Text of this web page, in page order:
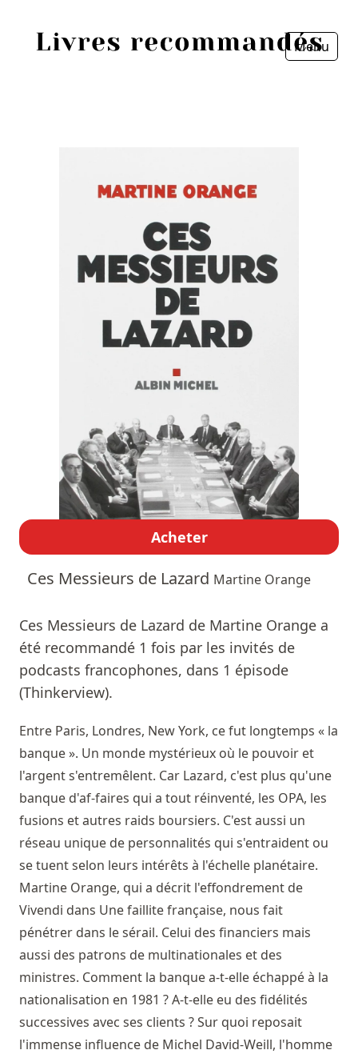
Menu
Acheter
Ces Messieurs de Lazard Martine Orange
Ces Messieurs de Lazard de Martine Orange a
été recommandé 1 fois par les invités de
podcasts francophones, dans 1 épisode
(Thinkerview).
Entre Paris, Londres, New York, ce fut longtemps « la
banque ». Un monde mystérieux où le pouvoir et
l'argent s'entremêlent. Car Lazard, c'est plus qu'une
banque d'af-faires qui a tout réinventé, les OPA, les
fusions et autres raids boursiers. C'est aussi un
réseau unique de personnalités qui s'entraident ou
se tuent selon leurs intérêts à l'échelle planétaire.
Martine Orange, qui a décrit l'effondrement de
Vivendi dans Une faillite française, nous fait
pénétrer dans le sérail. Celui des financiers mais
aussi des patrons de multinationales et des
ministres. Comment la banque a-t-elle échappé à la
nationalisation en 1981 ? A-t-elle eu des fidélités
successives avec ses clients ? Sur quoi reposait
l'immense influence de Michel David-Weill, l'homme
Livres les plus recommandés
Prix littéraires
Fermer